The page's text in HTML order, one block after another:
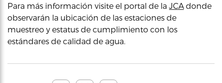
Para más información visite el portal de la JCA donde
observarán la ubicación de las estaciones de
muestreo y estatus de cumplimiento con los
estándares de calidad de agua.